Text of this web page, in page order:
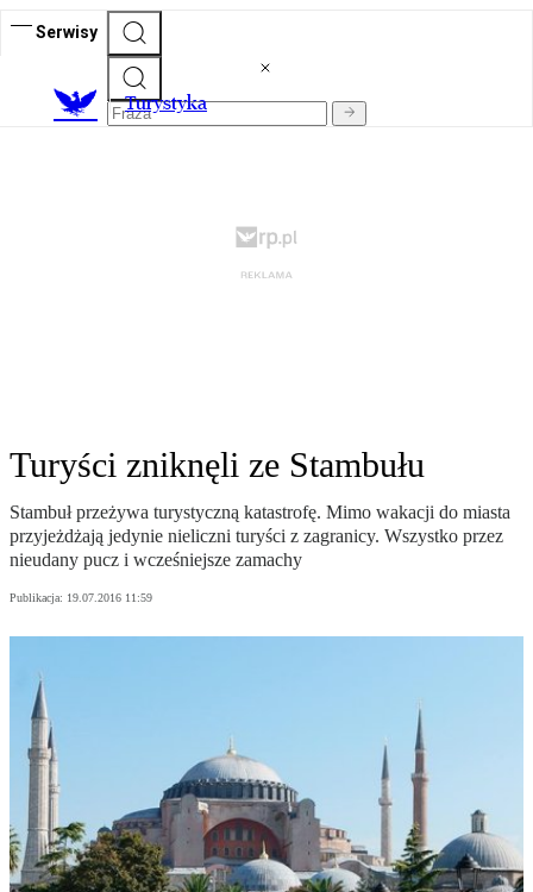
Serwisy
Turystyka
Turyści zniknęli ze Stambułu
Stambuł przeżywa turystyczną katastrofę. Mimo wakacji do miasta
przyjeżdżają jedynie nieliczni turyści z zagranicy. Wszystko przez
nieudany pucz i wcześniejsze zamachy
Publikacja: 19.07.2016 11:59